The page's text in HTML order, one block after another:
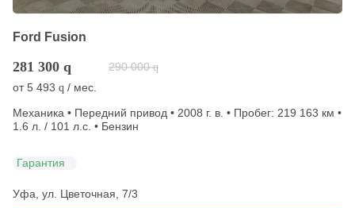
Ford Fusion
281 300 q 290 000 q
от5 493 q / мес.
Механика • Передний привод • 2008 г. в. • Пробег: 219 163 км •
1.6 л. / 101 л.с. • Бензин
Гарантия
Уфа, ул. Цветочная, 7/3